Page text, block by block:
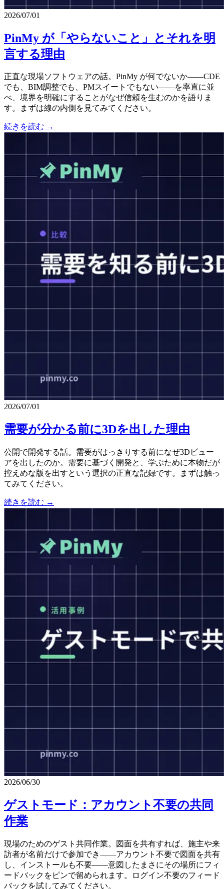
2026/07/01
PinMy が「やらないこと」とそれを明
言する理由
正直な現場ソフトウェアの話。PinMy が何でないか——CDE
でも、BIM調整でも、PMスイートでもない——を率直に並
べ、境界を明確にすることがなぜ信頼を生むのかを語りま
す。まずは線の内側を見てみてください。
続きを読む →
2026/07/01
需要が分かる前に3Dを出した理由
公開で開発する話。需要がはっきりする前になぜ3Dビュー
アを出したのか。需要に基づく開発と、学ぶために本物だが
控えめな版を出すという選択の正直な記録です。まずは触っ
てみてください。
続きを読む →
2026/06/30
ゲストモード：アカウント不要の共同
作業
現場のためのゲスト共同作業。図面を共有すれば、施主や来
訪者が名前だけで参加でき——アカウント不要で図面を共有
し、インストールも不要——意図したまさにその場所にフィ
ードバックをピンで留められます。ログイン不要のフィード
バックを試してみてください。